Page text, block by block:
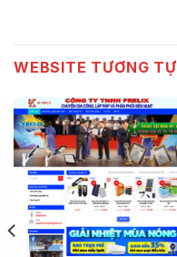
WEBSITE TƯƠNG TỰ
ĐẶT MẪU